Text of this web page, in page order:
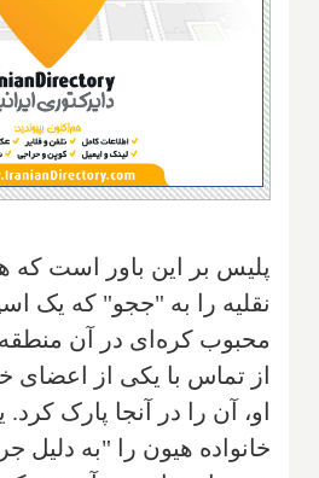
پلیس بر این باور است که
نقلیه را به "ججو" که یک
محبوب کره‌ای در آن
از تماس با یکی از اعضای
او، آن را در آنجا پارک
خانواده هیون را "به دلیل